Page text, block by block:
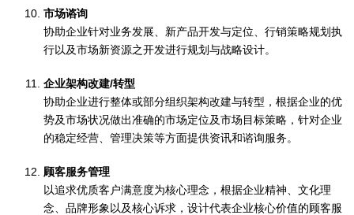
市场谘询
协助企业针对业务发展、新产品开发与定位、行销策略规划执
行以及市场新资源之开发进行规划与战略设计。
企业架构改建/转型
协助企业进行整体或部分组织架构改建与转型，根据企业的优
势及市场状况做出准确的市场定位及市场目标策略，针对企业
的稳定经营、管理决策等方面提供资讯和谘询服务。
顾客服务管理
以追求优质客户满意度为核心理念，根据企业精神、文化理
念、品牌形象以及核心诉求，设计代表企业核心价值的顾客服